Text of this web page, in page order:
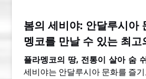
봄의 세비야: 안달루시아
멩코를 만날 수 있는 최고
플라멩코의 땅, 전통이 살아 숨
세비야는 안달루시아 문화를 즐